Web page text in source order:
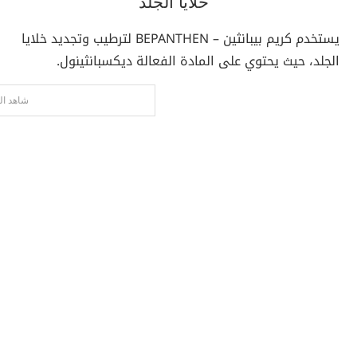
يستخدم كريم بيبانثين – BEPANTHEN لترطيب وتجديد خلايا
الجلد، حيث يحتوي على المادة الفعالة ديكسبانثينول.
شاهد